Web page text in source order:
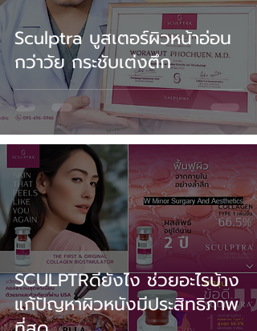
Sculptra บูสเตอร์ผิวหน้าอ่อน
กว่าวัย กระชับเต่งตึก
SCULPTRดียังไง ช่วยอะไรบ้าง
แก้ปัญหาผิวหนังมีประสิทธิภาพ